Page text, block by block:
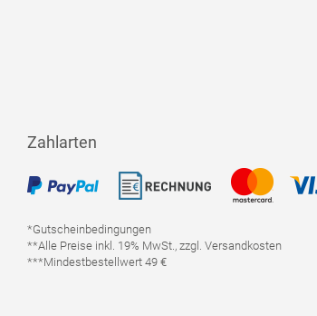
Zahlarten
*Gutscheinbedingungen
**Alle Preise inkl. 19% MwSt., zzgl. Versandkosten
***Mindestbestellwert 49 €